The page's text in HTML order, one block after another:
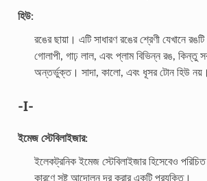
হিউ:
রঙের ছায়া। এটি সাধারণ রঙের শ্রেণী যেখানে
গোলাপী, গাঢ় লাল, এবং প্লাম বিভিন্ন রঙ, কিন্তু
অন্তর্ভুক্ত। সাদা, কালো, এবং ধূসর টোন হিউ নয়।
-I-
ইমেজ স্টেবিলাইজার:
ইলেকট্রনিক ইমেজ স্টেবিলাইজার হিসেবেও
কারণে সৃষ্ট আন্দোলন দূর করার একটি প্রযুক্তি।